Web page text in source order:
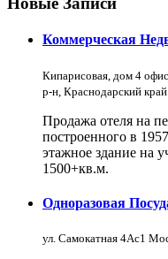
Коммерческая
Кипарисовая, дом 4
р-н, Краснодарский
Продажа отеля на
построенного в
этажное здание на
1500+кв.м.
Одноразовая
ул. Самокатная 4Ас1